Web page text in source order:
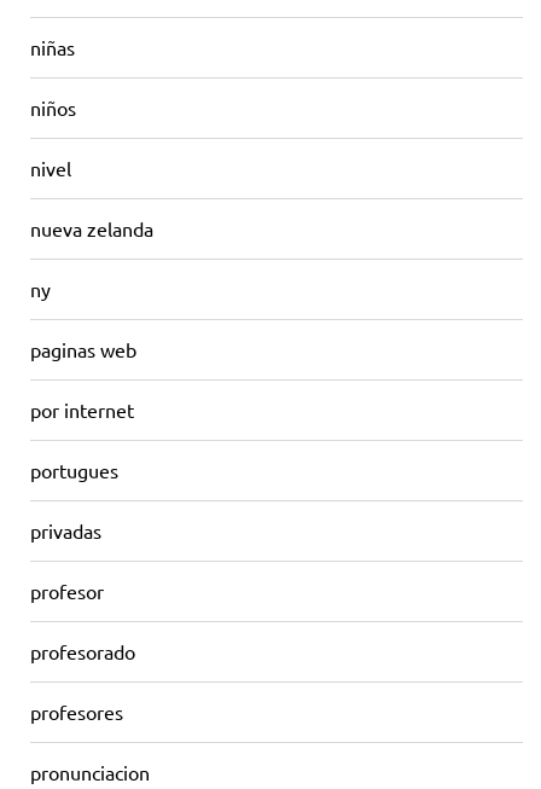
niñas
niños
nivel
nueva zelanda
ny
paginas web
por internet
portugues
privadas
profesor
profesorado
profesores
pronunciacion